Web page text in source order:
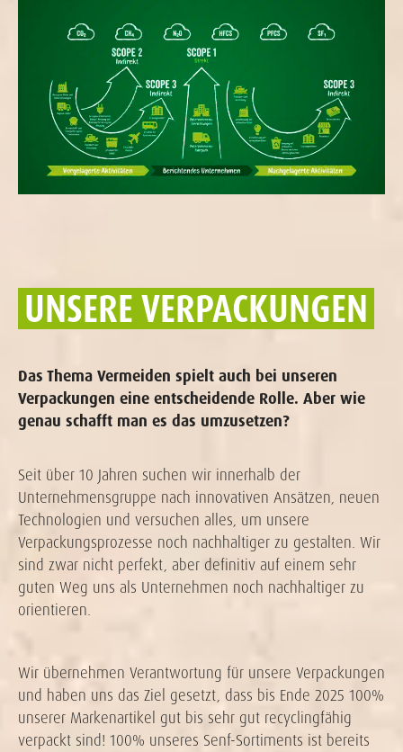
UNSERE VERPACKUNGEN
Das Thema Vermeiden spielt auch bei unseren
Verpackungen eine entscheidende Rolle. Aber wie
genau schafft man es das umzusetzen?
Seit über 10 Jahren suchen wir innerhalb der
Unternehmensgruppe nach innovativen Ansätzen, neuen
Technologien und versuchen alles, um unsere
Verpackungsprozesse noch nachhaltiger zu gestalten. Wir
sind zwar nicht perfekt, aber definitiv auf einem sehr
guten Weg uns als Unternehmen noch nachhaltiger zu
orientieren.
Wir übernehmen Verantwortung für unsere Verpackungen
und haben uns das Ziel gesetzt, dass bis Ende 2025 100%
unserer Markenartikel gut bis sehr gut recyclingfähig
verpackt sind! 100% unseres Senf-Sortiments ist bereits